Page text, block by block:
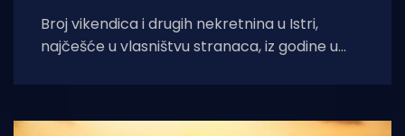
Broj vikendica i drugih nekretnina u Istri,
najčešće u vlasništvu stranaca, iz godine u